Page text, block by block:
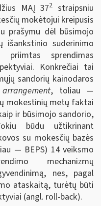
MAĮ 372 straipsniu
mokėtojui kreipusis
prašymu dėl būsimojo
išankstinio suderinimo
priimtas sprendimas
Konkrečiai tai
sandorių kainodaros
, toliau —
mokestinių metų faktai
ir būsimojo sandorio,
būdu užtikrinant
su mokesčių bazės
— BEPS) 14 veiksmo
mechanizmų
nes, pagal
ataskaitą, turėtų būti
(angl. roll-back).